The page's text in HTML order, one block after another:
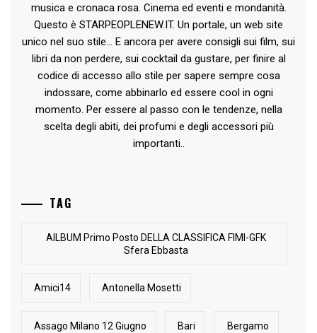
musica e cronaca rosa. Cinema ed eventi e mondanità.
Questo è STARPEOPLENEW.IT. Un portale, un web site
unico nel suo stile... E ancora per avere consigli sui film, sui
libri da non perdere, sui cocktail da gustare, per finire al
codice di accesso allo stile per sapere sempre cosa
indossare, come abbinarlo ed essere cool in ogni
momento. Per essere al passo con le tendenze, nella
scelta degli abiti, dei profumi e degli accessori più
importanti..
TAG
AlLBUM Primo Posto DELLA CLASSIFICA FIMI-GFK
Sfera Ebbasta
Amici14 Antonella Mosetti
Assago Milano 12 Giugno Bari Bergamo